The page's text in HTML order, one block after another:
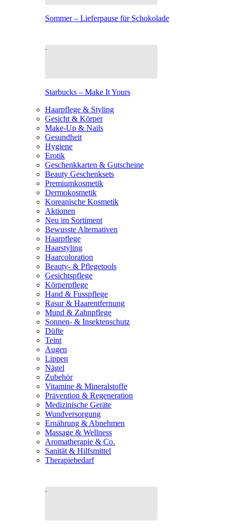
Sommer – Lieferpause für Schokolade
Starbucks – Make It Yours
Haarpflege & Styling
Gesicht & Körper
Make-Up & Nails
Gesundheit
Hygiene
Erotik
Geschenkkarten & Gutscheine
Beauty Geschenksets
Premiumkosmetik
Dermokosmetik
Koreanische Kosmetik
Aktionen
Neu im Sortiment
Bewusste Alternativen
Haarpflege
Haarstyling
Haarcoloration
Beauty- & Pflegetools
Gesichtspflege
Körperpflege
Hand & Fusspflege
Rasur & Haarentfernung
Mund & Zahnpflege
Sonnen- & Insektenschutz
Düfte
Teint
Augen
Lippen
Nägel
Zubehör
Vitamine & Mineralstoffe
Prävention & Regeneration
Medizinische Geräte
Wundversorgung
Ernährung & Abnehmen
Massage & Wellness
Aromatherapie & Co.
Sanität & Hilfsmittel
Therapiebedarf